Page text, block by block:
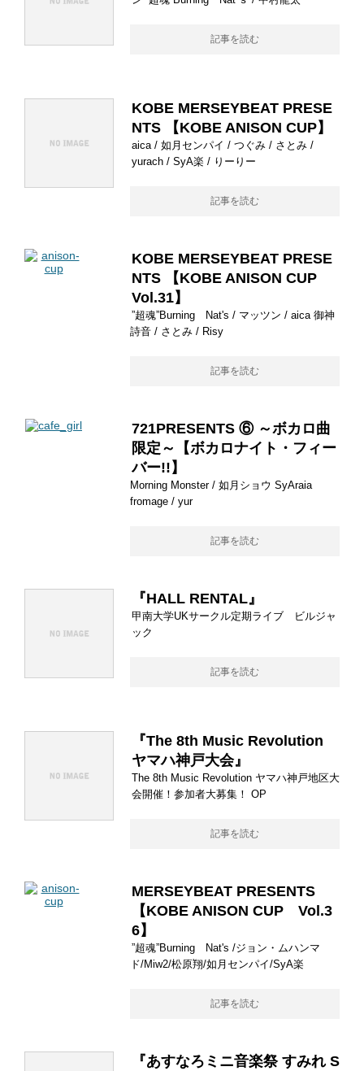
記事を読む
KOBE MERSEYBEAT PRESE
NTS 【KOBE ANISON CUP】
aica / 如月センパイ / つぐみ / さとみ /
yurach / SyA楽 / りーりー
記事を読む
KOBE MERSEYBEAT PRESE
NTS 【KOBE ANISON CUP
Vol.31】
”超魂”Burning Nat's / マッツン / aica 御神
詩音 / さとみ / Risy
記事を読む
721PRESENTS ⑥ ～ボカロ曲
限定～【ボカロナイト・フィー
バー!!】
Morning Monster / 如月ショウ SyAraia
fromage / yur
記事を読む
『HALL RENTAL』
甲南大学UKサークル定期ライブ ビルジャ
ック
記事を読む
『The 8th Music Revolution
ヤマハ神戸大会』
The 8th Music Revolution ヤマハ神戸地区大
会開催！参加者大募集！ OP
記事を読む
MERSEYBEAT PRESENTS
【KOBE ANISON CUP Vol.3
6】
”超魂”Burning Nat's /ジョン・ムハンマ
ド/Miw2/松原翔/如月センパイ/SyA楽
記事を読む
『あすなろミニ音楽祭 すみれ S